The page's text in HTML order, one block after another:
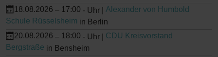
18.08.2026 – 17:00 - Uhr | Alexander von Humbold
Schule Rüsselsheim in Berlin
20.08.2026 – 18:00 - Uhr | CDU Kreisvorstand
Bergstraße in Bensheim